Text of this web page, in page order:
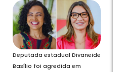
Deputada estadual Divaneide
Basílio foi agredida em